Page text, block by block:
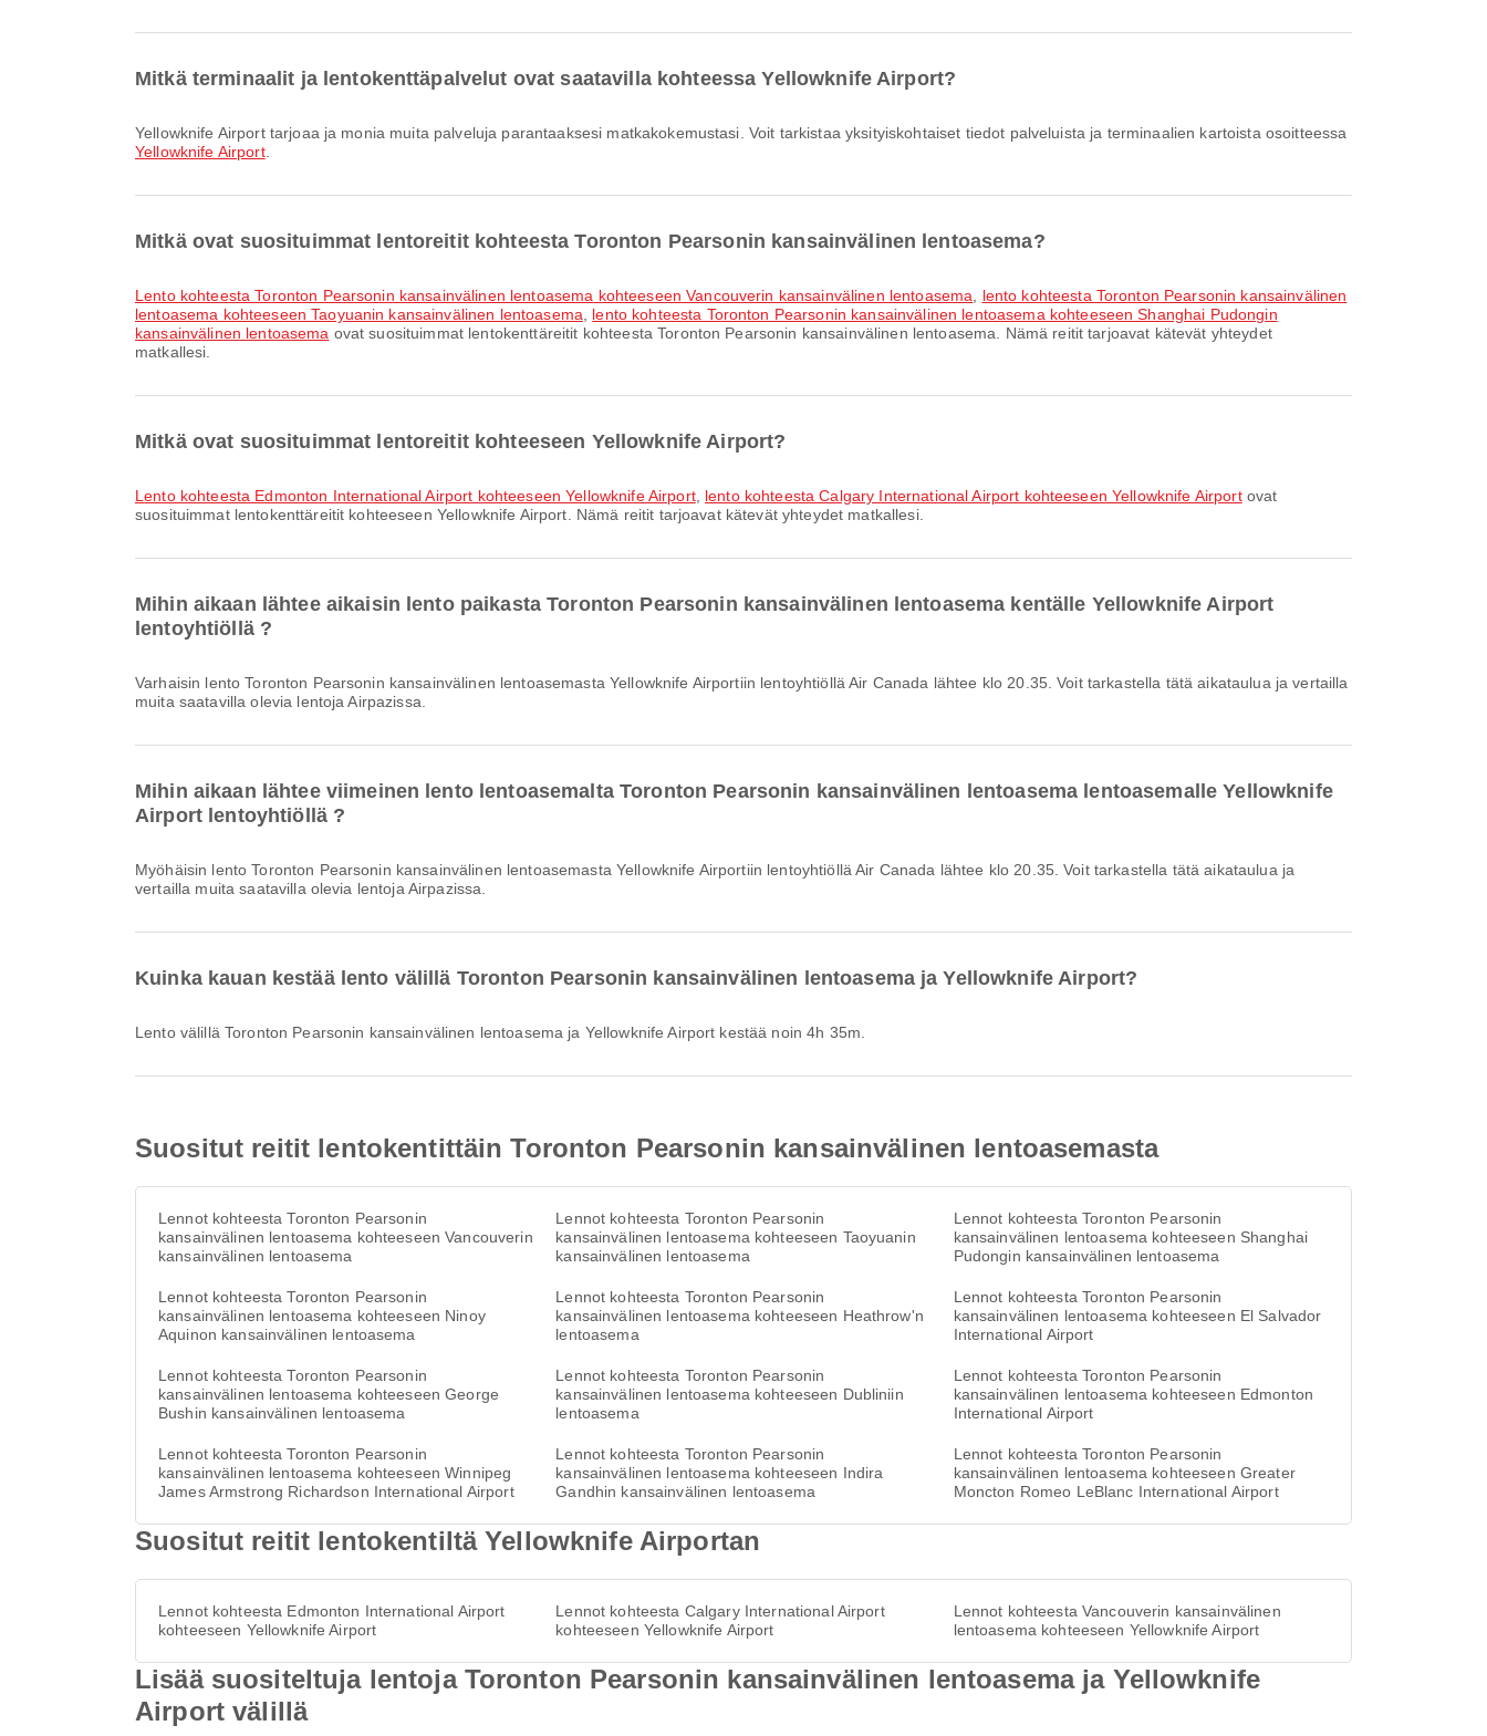
Mitkä terminaalit ja lentokenttäpalvelut ovat saatavilla kohteessa Yellowknife Airport?
Yellowknife Airport tarjoaa ja monia muita palveluja parantaaksesi matkakokemustasi. Voit tarkistaa yksityiskohtaiset tiedot palveluista ja terminaalien kartoista osoitteessa
Yellowknife Airport.
Mitkä ovat suosituimmat lentoreitit kohteesta Toronton Pearsonin kansainvälinen lentoasema?
lento kohteesta Toronton Pearsonin kansainvälinen lentoasema kohteeseen Vancouverin kansainvälinen lentoasema
lento kohteesta Toronton Pearsonin kansainvälinen
lentoasema kohteeseen Taoyuanin kansainvälinen lentoasema
lento kohteesta Toronton Pearsonin kansainvälinen lentoasema kohteeseen Shanghai Pudongin
kansainvälinen lentoasema ovat suosituimmat lentokenttäreitit kohteesta Toronton Pearsonin kansainvälinen lentoasema. Nämä reitit tarjoavat kätevät yhteydet
matkallesi.
Mitkä ovat suosituimmat lentoreitit kohteeseen Yellowknife Airport?
lento kohteesta Edmonton International Airport kohteeseen Yellowknife Airport, lento kohteesta Calgary International Airport kohteeseen Yellowknife Airportovat
suosituimmat lentokenttäreitit kohteeseen Yellowknife Airport. Nämä reitit tarjoavat kätevät yhteydet matkallesi.
Mihin aikaan lähtee aikaisin lento paikasta Toronton Pearsonin kansainvälinen lentoasema kentälle Yellowknife Airport
lentoyhtiöllä ?
Varhaisin lento Toronton Pearsonin kansainvälinen lentoasemasta Yellowknife Airportiin lentoyhtiöllä Air Canada lähtee klo 20.35. Voit tarkastella tätä aikataulua ja vertailla
muita saatavilla olevia lentoja Airpazissa.
Mihin aikaan lähtee viimeinen lento lentoasemalta Toronton Pearsonin kansainvälinen lentoasema lentoasemalle Yellowknife
Airport lentoyhtiöllä ?
Myöhäisin lento Toronton Pearsonin kansainvälinen lentoasemasta Yellowknife Airportiin lentoyhtiöllä Air Canada lähtee klo 20.35. Voit tarkastella tätä aikataulua ja
vertailla muita saatavilla olevia lentoja Airpazissa.
Kuinka kauan kestää lento välillä Toronton Pearsonin kansainvälinen lentoasema ja Yellowknife Airport?
Lento välillä Toronton Pearsonin kansainvälinen lentoasema ja Yellowknife Airport kestää noin 4h 35m.
Suositut reitit lentokentittäin Toronton Pearsonin kansainvälinen lentoasemasta
Lennot kohteesta Toronton Pearsonin
kansainvälinen lentoasema kohteeseen Vancouverin
kansainvälinen lentoasema
Lennot kohteesta Toronton Pearsonin
kansainvälinen lentoasema kohteeseen Taoyuanin
kansainvälinen lentoasema
Lennot kohteesta Toronton Pearsonin
kansainvälinen lentoasema kohteeseen Shanghai
Pudongin kansainvälinen lentoasema
Lennot kohteesta Toronton Pearsonin
kansainvälinen lentoasema kohteeseen Ninoy
Aquinon kansainvälinen lentoasema
Lennot kohteesta Toronton Pearsonin
kansainvälinen lentoasema kohteeseen Heathrow'n
lentoasema
Lennot kohteesta Toronton Pearsonin
kansainvälinen lentoasema kohteeseen El Salvador
International Airport
Lennot kohteesta Toronton Pearsonin
kansainvälinen lentoasema kohteeseen George
Bushin kansainvälinen lentoasema
Lennot kohteesta Toronton Pearsonin
kansainvälinen lentoasema kohteeseen Dubliniin
lentoasema
Lennot kohteesta Toronton Pearsonin
kansainvälinen lentoasema kohteeseen Edmonton
International Airport
Lennot kohteesta Toronton Pearsonin
kansainvälinen lentoasema kohteeseen Winnipeg
James Armstrong Richardson International Airport
Lennot kohteesta Toronton Pearsonin
kansainvälinen lentoasema kohteeseen Indira
Gandhin kansainvälinen lentoasema
Lennot kohteesta Toronton Pearsonin
kansainvälinen lentoasema kohteeseen Greater
Moncton Romeo LeBlanc International Airport
Suositut reitit lentokentiltä Yellowknife Airportan
Lennot kohteesta Edmonton International Airport
kohteeseen Yellowknife Airport
Lennot kohteesta Calgary International Airport
kohteeseen Yellowknife Airport
Lennot kohteesta Vancouverin kansainvälinen
lentoasema kohteeseen Yellowknife Airport
Lisää suositeltuja lentoja Toronton Pearsonin kansainvälinen lentoasema ja Yellowknife
Airport välillä